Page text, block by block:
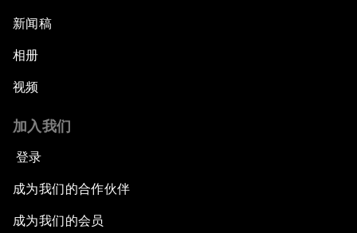
新闻稿
相册
视频
加入我们
登录
成为我们的合作伙伴
成为我们的会员